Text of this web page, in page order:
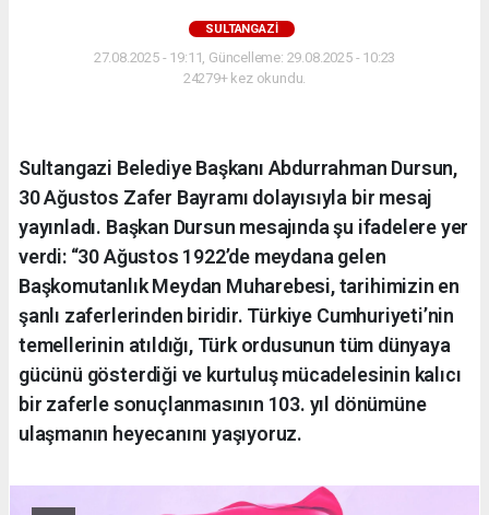
SULTANGAZI
27.08.2025 - 19:11, Güncelleme: 29.08.2025 - 10:23
24279+ kez okundu.
Sultangazi Belediye Başkanı Abdurrahman Dursun,
30 Ağustos Zafer Bayramı dolayısıyla bir mesaj
yayınladı. Başkan Dursun mesajında şu ifadelere yer
verdi: “30 Ağustos 1922’de meydana gelen
Başkomutanlık Meydan Muharebesi, tarihimizin en
şanlı zaferlerinden biridir. Türkiye Cumhuriyeti’nin
temellerinin atıldığı, Türk ordusunun tüm dünyaya
gücünü gösterdiği ve kurtuluş mücadelesinin kalıcı
bir zaferle sonuçlanmasının 103. yıl dönümüne
ulaşmanın heyecanını yaşıyoruz.